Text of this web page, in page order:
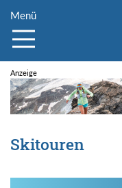
Menü
Skitouren